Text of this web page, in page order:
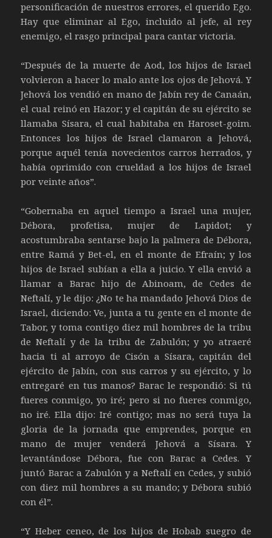
personificación de nuestros errores, el querido Ego.
Hay que eliminar al Ego, incluido al jefe, al rey
enemigo, el rasgo principal para cantar victoria.
“Después de la muerte de Aod, los hijos de Israel
volvieron a hacer lo malo ante los ojos de Jehová. Y
Jehová los vendió en mano de Jabín rey de Canaán,
el cual reinó en Hazor; y el capitán de su ejército se
llamaba Sísara, el cual habitaba en Haroset-goim.
Entonces los hijos de Israel clamaron a Jehová,
porque aquél tenía novecientos carros herrados, y
había oprimido con crueldad a los hijos de Israel
por veinte años”.
“Gobernaba en aquel tiempo a Israel una mujer,
Débora, profetisa, mujer de Lapidot; y
acostumbraba sentarse bajo la palmera de Débora,
entre Ramá y Bet-el, en el monte de Efraín; y los
hijos de Israel subían a ella a juicio. Y ella envió a
llamar a Barac hijo de Abinoam, de Cedes de
Neftalí, y le dijo: ¿No te ha mandado Jehová Dios de
Israel, diciendo: Ve, junta a tu gente en el monte de
Tabor, y toma contigo diez mil hombres de la tribu
de Neftalí y de la tribu de Zabulón; y yo atraeré
hacia ti al arroyo de Cisón a Sísara, capitán del
ejército de Jabín, con sus carros y su ejército, y lo
entregaré en tus manos? Barac le respondió: Si tú
fueres conmigo, yo iré; pero si no fueres conmigo,
no iré. Ella dijo: Iré contigo; mas no será tuya la
gloria de la jornada que emprendes, porque en
mano de mujer venderá Jehová a Sísara. Y
levantándose Débora, fue con Barac a Cedes. Y
juntó Barac a Zabulón y a Neftalí en Cedes, y subió
con diez mil hombres a su mando; y Débora subió
con él”.
“Y Heber ceneo, de los hijos de Hobab suegro de